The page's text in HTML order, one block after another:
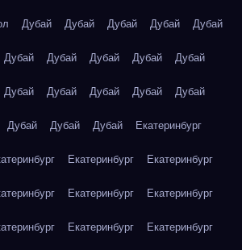
Дубай Дубай Дубай Дубай Дубай
Дубай Дубай Дубай Дубай Дубай
Дубай Дубай Дубай Дубай Дубай
Дубай Дубай Дубай Екатеринбург
Екатеринбург Екатеринбург
Екатеринбург Екатеринбург
Екатеринбург Екатеринбург